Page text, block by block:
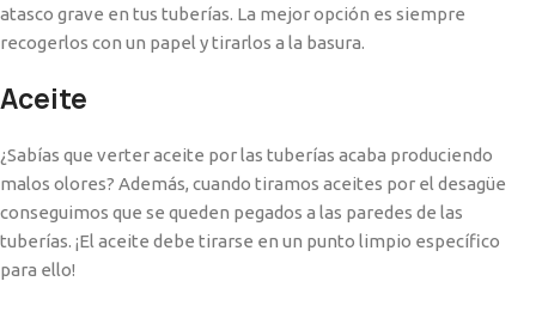
atasco grave en tus tuberías. La mejor opción es siempre
recogerlos con un papel y tirarlos a la basura.
Aceite
¿Sabías que verter aceite por las tuberías acaba produciendo
malos olores? Además, cuando tiramos aceites por el desagüe
conseguimos que se queden pegados a las paredes de las
tuberías. ¡El aceite debe tirarse en un punto limpio específico
para ello!